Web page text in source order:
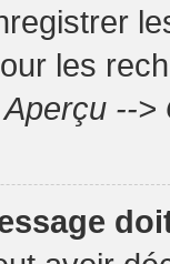
les
Aperçu -->